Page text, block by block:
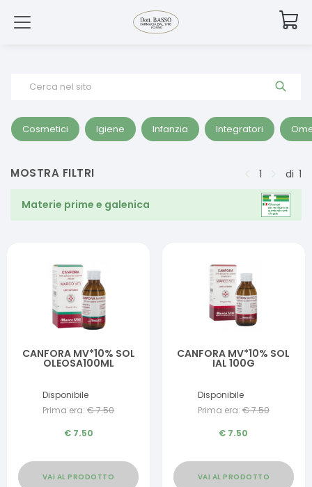
Cerca nel sito
Cosmetici Igiene Infanzia Integratori
MOSTRA FILTRI 1 di 1
Materie prime e galenica
CANFORA MV*10% SOL
OLEOSA100ML
Disponibile
Prima era: €7.50
€ 7.50
VAI AL PRODOTTO
CANFORA MV*10% SOL
IAL 100G
Disponibile
Prima era: €7.50
€ 7.50
VAI AL PRODOTTO